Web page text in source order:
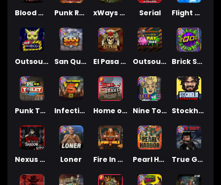
Nexus Blood & Shadow
Home of the Brave
Blood & Shadow
Stockholm Syndrome
Outsourced
Punk Rocker 2
Loner
Outsourced: Payday
Fire In The Hole xBomb
Nine To Five
El Pasa Gunfight xNudge Brick Snake 2000
Flight Mode
San Quentin xWays
Serial
Punk Toilet
Pearl Harbor
Infectious 5 xWays
True Grit Redemption
xWays Hoarder xSplit